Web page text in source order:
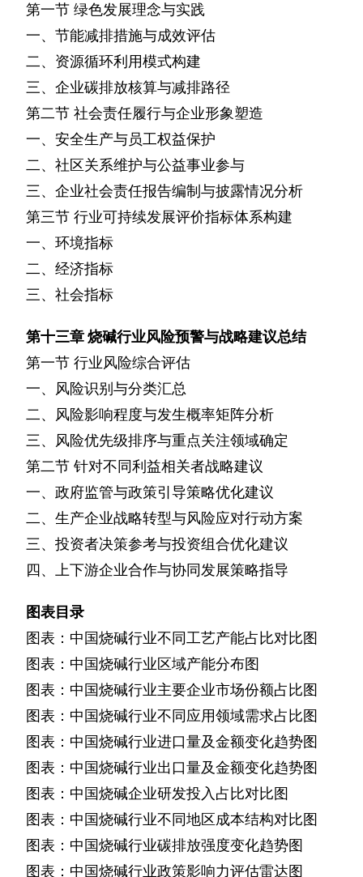
第一节 绿色发展理念与实践
一、节能减排措施与成效评估
二、资源循环利用模式构建
三、企业碳排放核算与减排路径
第二节 社会责任履行与企业形象塑造
一、安全生产与员工权益保护
二、社区关系维护与公益事业参与
三、企业社会责任报告编制与披露情况分析
第三节 行业可持续发展评价指标体系构建
一、环境指标
二、经济指标
三、社会指标
第十三章烧碱行业风险预警与战略建议总结
第一节 行业风险综合评估
一、风险识别与分类汇总
二、风险影响程度与发生概率矩阵分析
三、风险优先级排序与重点关注领域确定
第二节 针对不同利益相关者战略建议
一、政府监管与政策引导策略优化建议
二、生产企业战略转型与风险应对行动方案
三、投资者决策参考与投资组合优化建议
四、上下游企业合作与协同发展策略指导
图表目录
图表：中国烧碱行业不同工艺产能占比对比图
图表：中国烧碱行业区域产能分布图
图表：中国烧碱行业主要企业市场份额占比图
图表：中国烧碱行业不同应用领域需求占比图
图表：中国烧碱行业进口量及金额变化趋势图
图表：中国烧碱行业出口量及金额变化趋势图
图表：中国烧碱企业研发投入占比对比图
图表：中国烧碱行业不同地区成本结构对比图
图表：中国烧碱行业碳排放强度变化趋势图
图表：中国烧碱行业政策影响力评估雷达图